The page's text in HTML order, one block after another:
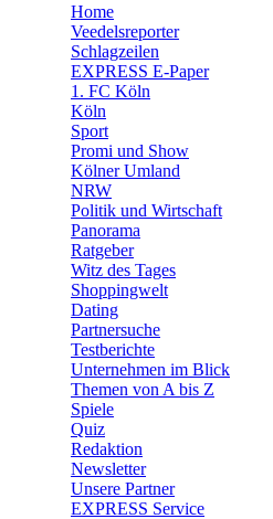
🛒 Shoppingwelt
Home
Veedelsreporter
Schlagzeilen
EXPRESS E-Paper
1. FC Köln
Köln
Sport
Promi und Show
Kölner Umland
NRW
Politik und Wirtschaft
Panorama
Ratgeber
Witz des Tages
Shoppingwelt
Dating
Partnersuche
Testberichte
Unternehmen im Blick
Themen von A bis Z
Spiele
Quiz
Redaktion
Newsletter
Unsere Partner
EXPRESS Service